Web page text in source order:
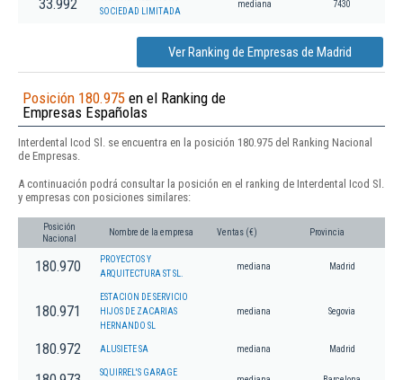
33.992
SOCIEDAD LIMITADA
mediana 7430
Ver Ranking de Empresas de Madrid
Posición 180.975 en el Ranking de
Empresas Españolas
Interdental Icod Sl. se encuentra en la posición 180.975 del Ranking Nacional
de Empresas.
A continuación podrá consultar la posición en el ranking de Interdental Icod Sl.
y empresas con posiciones similares:
Posición
Nacional
Nombre de la empresa Ventas (€) Provincia
180.970
PROYECTOS Y
ARQUITECTURA ST SL.
mediana Madrid
180.971
ESTACION DE SERVICIO
HIJOS DE ZACARIAS
HERNANDO SL
mediana Segovia
180.972 ALUSIETE SA mediana Madrid
SQUIRREL'S GARAGE